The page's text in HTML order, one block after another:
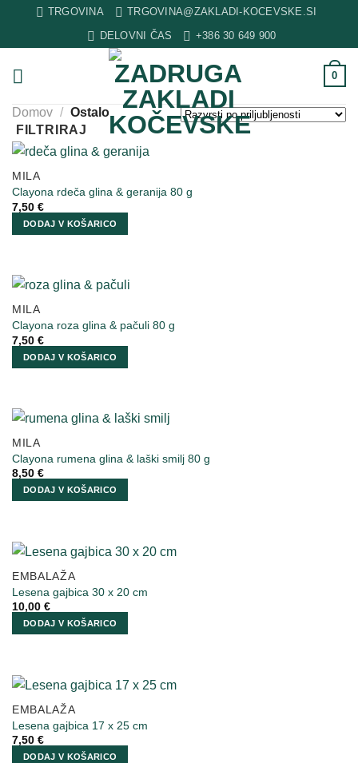
content
TRGOVINA
TRGOVINA@ZAKLADI-KOCEVSKE.SI
DELOVNI ČAS
+386 30 649 900
0
Domov / Ostalo
FILTRIRAJ
MILA
Clayona rdeča glina & geranija 80 g
7,50 €
DODAJ V KOŠARICO
MILA
Clayona roza glina & pačuli 80 g
7,50 €
DODAJ V KOŠARICO
MILA
Clayona rumena glina & laški smilj 80 g
8,50 €
DODAJ V KOŠARICO
EMBALAŽA
Lesena gajbica 30 x 20 cm
10,00 €
DODAJ V KOŠARICO
EMBALAŽA
Lesena gajbica 17 x 25 cm
7,50 €
DODAJ V KOŠARICO